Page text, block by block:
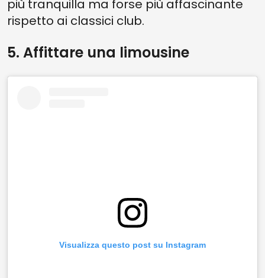
più tranquilla ma forse più affascinante
rispetto ai classici club.
5. Affittare una limousine
Visualizza questo post su Instagram